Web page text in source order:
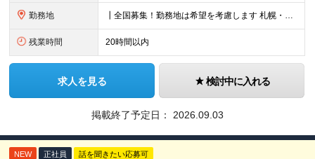
勤務地 ┃全国募集！勤務地は希望を考慮します 札幌・仙台・東京・横浜・静岡・名古屋・大阪・京都・広島・福岡 募集 ※上記のほか、全国に拠点あり ※キャリアアップやキャリアシフトに伴う転勤も一部ありますが、基
残業時間 20時間以内
求人を見る 検討中に入れる
掲載終了予定日： 2026.09.03
NEW 正社員 話を聞きたい応募可